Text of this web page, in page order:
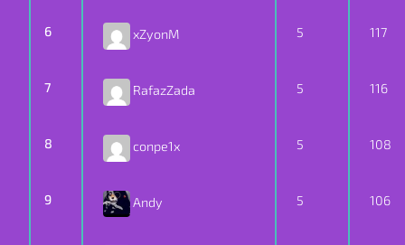
6 xZyonM 5 117
7 RafazZada 5 116
8 conpe1x 5 108
9 Andy 5 106